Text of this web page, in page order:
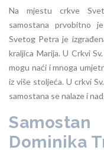
Na mjestu crkve
samostana prvobitno
Svetog Petra je
kraljica Marija. U Crkvi
mogu naći i mnoga
iz više stoljeća. U crkvi
samostana se nalaze i
Dominika